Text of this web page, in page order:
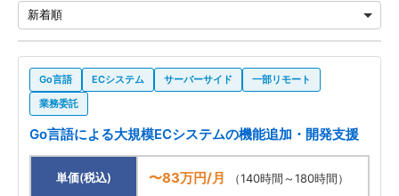
CSS
HTML 2
Kotlin
勤務形態
Go言語 ECシステム サーバーサイド
一部リモート
業務委託
Go言語による大規模ECシステムの機能追加・開発支援
単価(税込) 〜83万円/月 （140時間～180時間）